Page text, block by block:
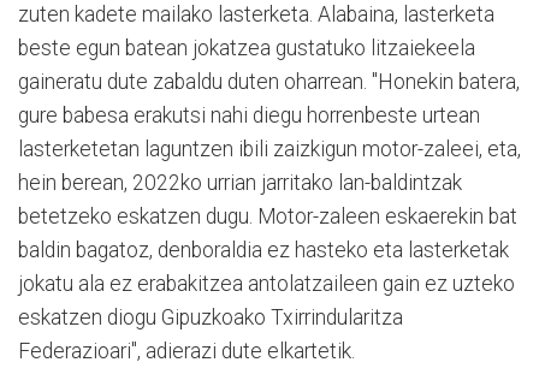
zuten kadete mailako lasterketa. Alabaina, lasterketa
beste egun batean jokatzea gustatuko litzaiekeela
gaineratu dute zabaldu duten oharrean. "Honekin batera,
gure babesa erakutsi nahi diegu horrenbeste urtean
lasterketetan laguntzen ibili zaizkigun motor-zaleei, eta,
hein berean, 2022ko urrian jarritako lan-baldintzak
betetzeko eskatzen dugu. Motor-zaleen eskaerekin bat
baldin bagatoz, denboraldia ez hasteko eta lasterketak
jokatu ala ez erabakitzea antolatzaileen gain ez uzteko
eskatzen diogu Gipuzkoako Txirrindularitza
Federazioari", adierazi dute elkartetik.